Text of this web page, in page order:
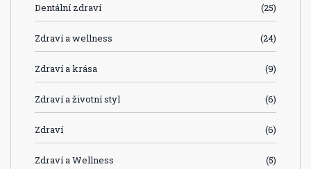
Dentální zdraví (25)
Zdraví a wellness (24)
Zdraví a krása (9)
Zdraví a životní styl (6)
Zdraví (6)
Zdraví a Wellness (5)